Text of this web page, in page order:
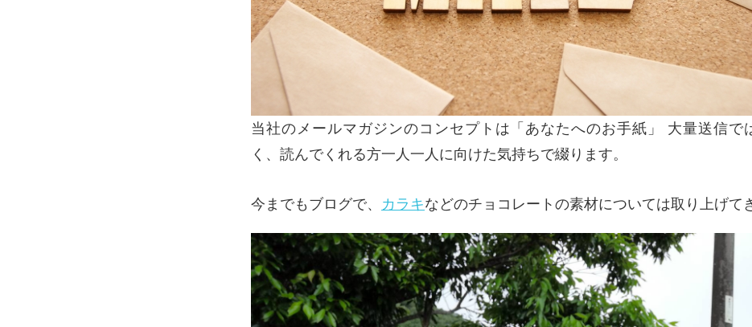
当社のメールマガジンのコンセプトは「あなたへのお手紙」 大量送信で
く、読んでくれる方一人一人に向けた気持ちで綴ります。
今までもブログで、 カラキなどのチョコレートの素材については取り上げて